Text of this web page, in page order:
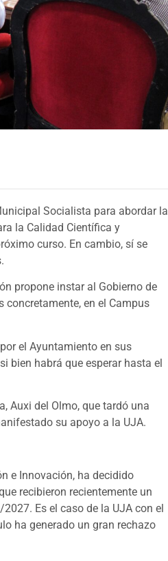
Socialista para abordar la
la Calidad Científica y
curso. En cambio, sí se
propone instar al Gobierno de
en el Campus
el Ayuntamiento en sus
bien habrá que esperar hasta el
Auxi del Olmo, que tardó una
su apoyo a la UJA.
e Innovación, ha decidido
recibieron recientemente un
Es el caso de la UJA con el
ha generado un gran rechazo